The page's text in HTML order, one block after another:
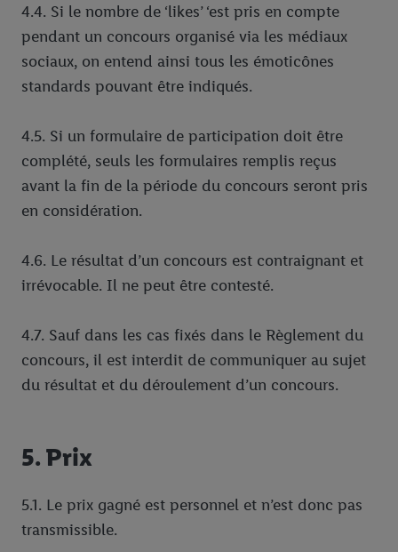
4.4. Si le nombre de ‘likes’ ‘est pris en compte
pendant un concours organisé via les médiaux
sociaux, on entend ainsi tous les émoticônes
standards pouvant être indiqués.
4.5. Si un formulaire de participation doit être
complété, seuls les formulaires remplis reçus
avant la fin de la période du concours seront pris
en considération.
4.6. Le résultat d’un concours est contraignant et
irrévocable. Il ne peut être contesté.
4.7. Sauf dans les cas fixés dans le Règlement du
concours, il est interdit de communiquer au sujet
du résultat et du déroulement d’un concours.
5. Prix
5.1. Le prix gagné est personnel et n’est donc pas
transmissible.